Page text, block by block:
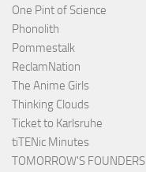
One Pint of Science
Phonolith
Pommestalk
ReclamNation
The Anime Girls
Thinking Clouds
Ticket to Karlsruhe
tiTENic Minutes
TOMORROW'S FOUNDERS